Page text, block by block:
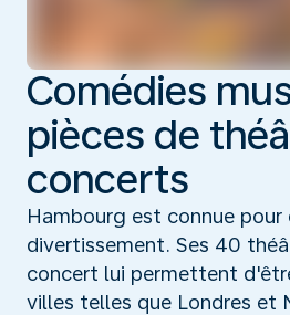
Comédies
pièces de
concerts
Hambourg est connue pour
divertissement. Ses 40
concert lui permettent
villes telles que Londres et